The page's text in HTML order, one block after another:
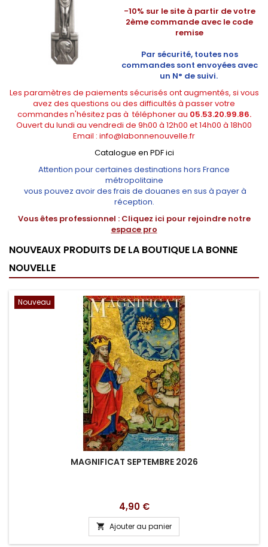
-10% sur le site à partir de votre
2ème commande avec le code
remise
Par sécurité, toutes nos
commandes sont envoyées avec
un N° de suivi.
Les paramètres de paiements sécurisés ont augmentés, si vous
avez des questions ou des difficultés à passer votre
commandes n'hésitez pas à téléphoner au 05.53.20.99.86.
Ouvert du lundi au vendredi de 9h00 à 12h00 et 14h00 à 18h00
Email : info@labonnenouvelle.fr
Catalogue en PDF ici
Attention pour certaines destinations hors France
métropolitaine
vous pouvez avoir des frais de douanes en sus à payer à
réception.
Vous êtes professionnel : Cliquez ici pour rejoindre notre
espace pro
NOUVEAUX PRODUITS DE LA BOUTIQUE LA BONNE
NOUVELLE
Nouveau
MAGNIFICAT SEPTEMBRE 2026
Prix
4,90 €
 Ajouter au panier